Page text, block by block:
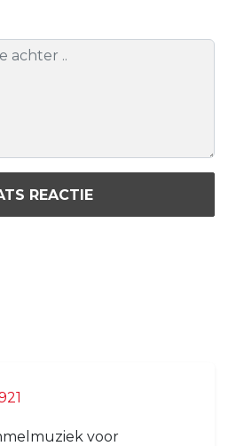
REACTIE
voor